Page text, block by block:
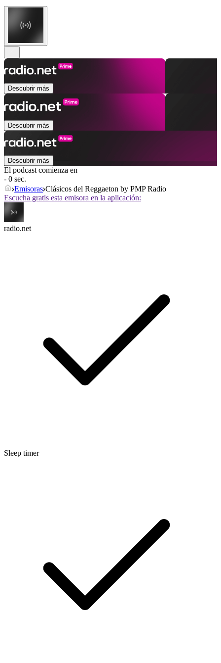
Descubrir más
Descubrir más
Descubrir más
El podcast comienza en
- 0 sec.
Emisoras Clásicos del Reggaeton by PMP Radio
Escucha gratis esta emisora en la aplicación:
radio.net
Sleep timer